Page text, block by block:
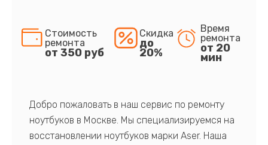
Стоимость
ремонта
от 350 руб
Скидка
до
20%
Время
ремонта
от 20
мин
Добро пожаловать в наш сервис по ремонту
ноутбуков в Москве. Мы специализируемся на
восстановлении ноутбуков марки Aser. Наша